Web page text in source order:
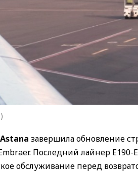
завершила обновление
Последний лайнер
обслуживание перед